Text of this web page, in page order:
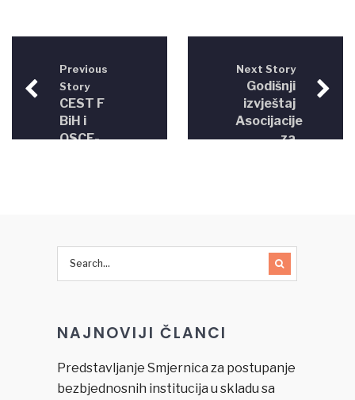
Previous
Story
CEST F
BiH i
OSCE-
mržnje”
Next Story
Godišnji
izvještaj
Asocijacije
za
NAJNOVIJI ČLANCI
Predstavljanje Smjernica za postupanje
bezbjednosnih institucija u skladu sa